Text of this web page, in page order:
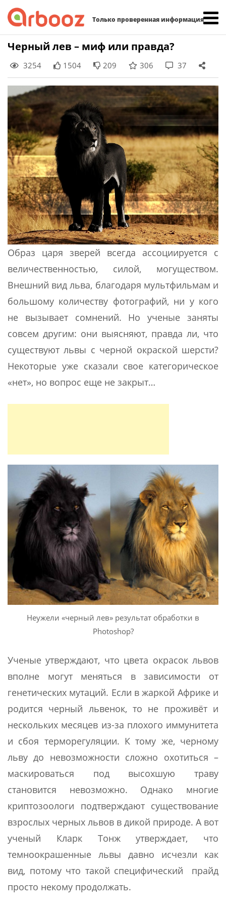
Только проверенная информация
Skip
content
Черный лев – миф или правда?
3254 1504 209 306 37
Образ царя зверей всегда ассоциируется с
величественностью, силой, могуществом.
Внешний вид льва, благодаря мультфильмам и
большому количеству фотографий, ни у кого
не вызывает сомнений. Но ученые заняты
совсем другим: они выясняют, правда ли, что
существуют львы с черной окраской шерсти?
Некоторые уже сказали свое категорическое
«нет», но вопрос еще не закрыт…
Неужели «черный лев» результат обработки в
Photoshop?
Ученые утверждают, что цвета окрасок львов
вполне могут меняться в зависимости от
генетических мутаций. Если в жаркой Африке и
родится черный львенок, то не проживёт и
нескольких месяцев из-за плохого иммунитета
и сбоя терморегуляции. К тому же, черному
льву до невозможности сложно охотиться –
маскироваться под высохшую траву
становится невозможно. Однако многие
криптозоологи подтверждают существование
взрослых черных львов в дикой природе. А вот
ученый Кларк Тонж утверждает, что
темноокрашенные львы давно исчезли как
вид, потому что такой специфический прайд
просто некому продолжать.
Найти: